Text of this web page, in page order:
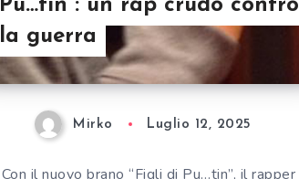
Pu…tin”: un rap crudo contro
la guerra
Mirko Luglio 12, 2025
Con il nuovo brano “Figli di Pu…tin”, il rapper